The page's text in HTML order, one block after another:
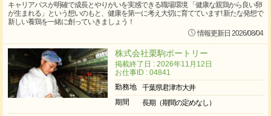
キャリアパスが明確で成長とやりがいを実感できる職場環境 「健康な親鶏から良い卵
が生まれる」という想いのもと、健康を第一に考え大切に育てています! 新たな発想で
新しい養鶏を一緒に創っていきましょう！
情報更新日 2026/08/04
株式会社栗駒ポートリー
掲載終了日 : 2026年11月12日
お仕事ID : 04841
勤務地
千葉県君津市大井
期間
長期（期間の定めなし）